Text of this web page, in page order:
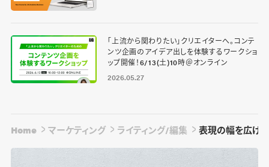
「上流から関わりたい」クリエイターへ。コンテ
ンツ企画のアイデア出しを体験するワークショ
ップ開催！6/13(土)10時＠オンライン
2026.05.27
Home マーケティング ライティング/編集 表現の幅を広げた